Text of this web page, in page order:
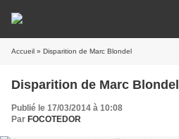
Accueil » Disparition de Marc Blondel
Disparition de Marc Blondel
Publié le 17/03/2014 à 10:08
Par FOCOTEDOR